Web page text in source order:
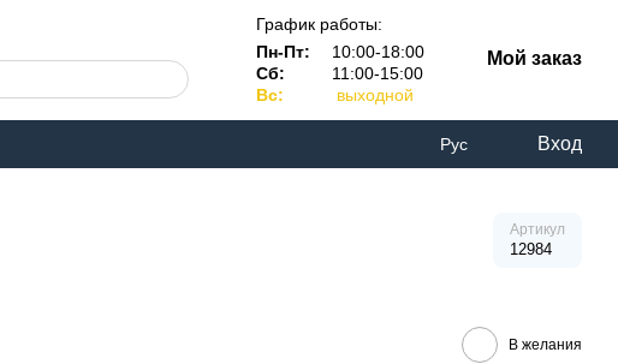
График работы:
Пн-Пт:
10:00-18:00
Сб:
11:00-15:00
Вс:
выходной
Мой заказ
Рус Вход
Артикул
12984
В желания